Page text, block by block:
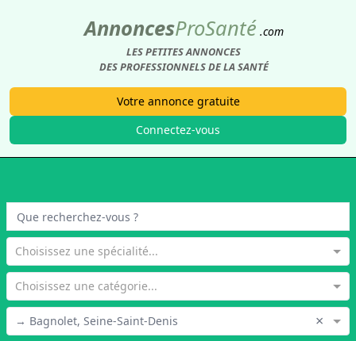
AnnoncesProSanté .com
LES PETITES ANNONCES
DES PROFESSIONNELS DE LA SANTÉ
Votre annonce gratuite
Connectez-vous
Choisissez une spécialité...
Choisissez une catégorie...
→ Bagnolet, Seine-Saint-Denis ×